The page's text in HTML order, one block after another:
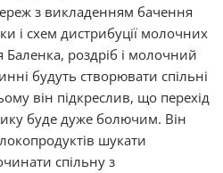
з викладенням бачення
і схем дистрибуції молочних
Баленка, роздріб і молочний
будуть створювати спільні
він підкреслив, що перехід
буде дуже болючим. Він
шукати
спільну з